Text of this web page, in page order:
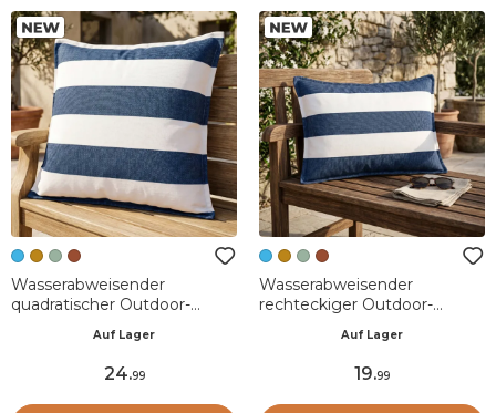
Wasserabweisender
quadratischer Outdoor-
Noa Mitternachtsblau
Auf Lager
24.99
Wasserabweisender
rechteckiger Outdoor-
Noa Mitternachtsblau
Auf Lager
19.99